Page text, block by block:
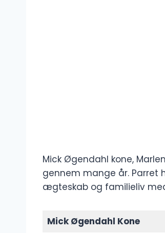
Mick Øgendahl kone,
gennem mange år.
ægteskab og familieliv
Mick Øgendahl Kone